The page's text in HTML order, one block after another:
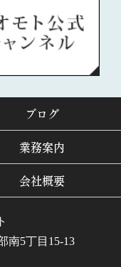
ブログ
業務案内
会社概要
南5丁目15-13